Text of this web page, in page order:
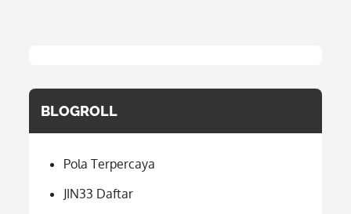
BLOGROLL
Pola Terpercaya
JIN33 Daftar